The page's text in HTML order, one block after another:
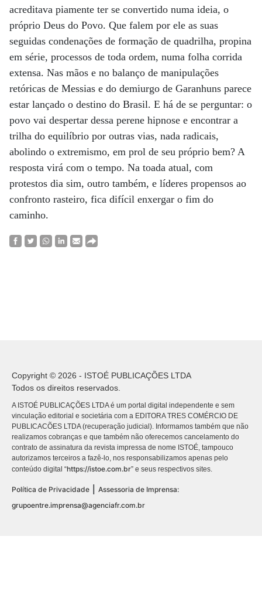
acreditava piamente ter se convertido numa ideia, o
próprio Deus do Povo. Que falem por ele as suas
seguidas condenações de formação de quadrilha, propina
em série, processos de toda ordem, numa folha corrida
extensa. Nas mãos e no balanço de manipulações
retóricas de Messias e do demiurgo de Garanhuns parece
estar lançado o destino do Brasil. E há de se perguntar: o
povo vai despertar dessa perene hipnose e encontrar a
trilha do equilíbrio por outras vias, nada radicais,
abolindo o extremismo, em prol de seu próprio bem? A
resposta virá com o tempo. Na toada atual, com
protestos dia sim, outro também, e líderes propensos ao
confronto rasteiro, fica difícil enxergar o fim do
caminho.
Copyright © 2026 - ISTOÉ PUBLICAÇÕES LTDA
Todos os direitos reservados.
A ISTOÉ PUBLICAÇÕES LTDA é um portal digital independente e sem
vinculação editorial e societária com a EDITORA TRES COMÉRCIO DE
PUBLICACÕES LTDA (recuperação judicial). Informamos também que não
realizamos cobranças e que também não oferecemos cancelamento do
contrato de assinatura da revista impressa de nome ISTOÉ, tampouco
autorizamos terceiros a fazê-lo, nos responsabilizamos apenas pelo
conteúdo digital “https://istoe.com.br” e seus respectivos sites.
Política de Privacidade
Assessoria de Imprensa:
grupoentre.imprensa@agenciafr.com.br